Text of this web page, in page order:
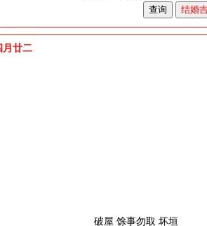
月廿二
破屋 馀事勿取 坏垣